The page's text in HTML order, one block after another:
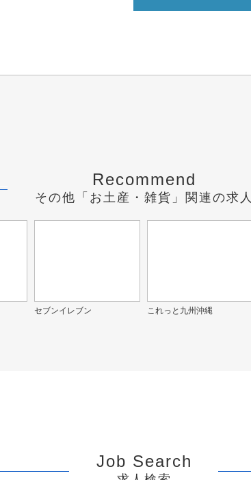
Recommend
その他「お土産・雑貨」関連の求人
セブンイレブン これっと九州沖縄
Job Search